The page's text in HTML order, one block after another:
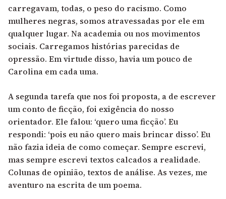
carregavam, todas, o peso do racismo. Como
mulheres negras, somos atravessadas por ele em
qualquer lugar. Na academia ou nos movimentos
sociais. Carregamos histórias parecidas de
opressão. Em virtude disso, havia um pouco de
Carolina em cada uma.
A segunda tarefa que nos foi proposta, a de escrever
um conto de ficção, foi exigência do nosso
orientador. Ele falou: ‘quero uma ficção’. Eu
respondi: ‘pois eu não quero mais brincar disso’. Eu
não fazia ideia de como começar. Sempre escrevi,
mas sempre escrevi textos calcados a realidade.
Colunas de opinião, textos de análise. As vezes, me
aventuro na escrita de um poema.